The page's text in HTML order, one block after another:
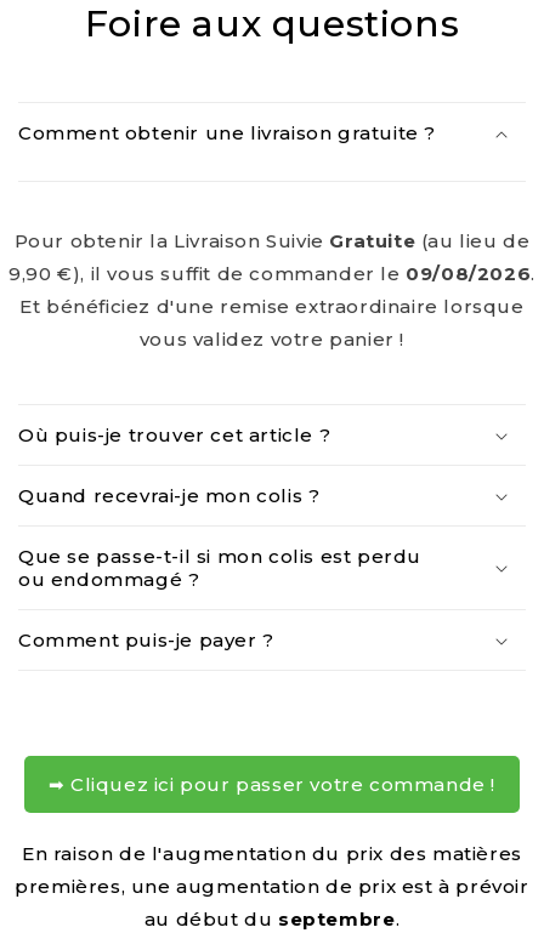
Foire aux questions
Comment obtenir une livraison gratuite ?
Pour obtenir la Livraison Suivie Gratuite (au lieu de
9,90 €), il vous suffit de commander le 09/08/2026.
Et bénéficiez d'une remise extraordinaire lorsque
vous validez votre panier !
n
t
e
n
u
é
t
l
e
Où puis-je trouver cet article ?
Quand recevrai-je mon colis ?
Que se passe-t-il si mon colis est perdu
ou endommagé ?
Comment puis-je payer ?
➡ Cliquez ici pour passer votre commande !
En raison de l'augmentation du prix des matières
premières, une augmentation de prix est à prévoir
au début du septembre.